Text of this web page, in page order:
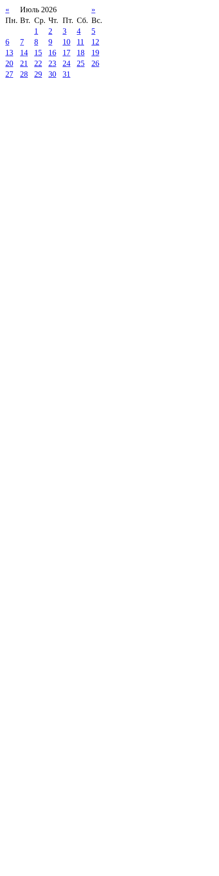
« Июль 2026
»
Пн. Вт. Ср. Чт. Пт. Сб. Вс.
1
2 3 4
5
6
7 8 9 10 11
12
13
14 15 16 17 18
19
20
21 22 23 24 25
26
27
28 29 30 31